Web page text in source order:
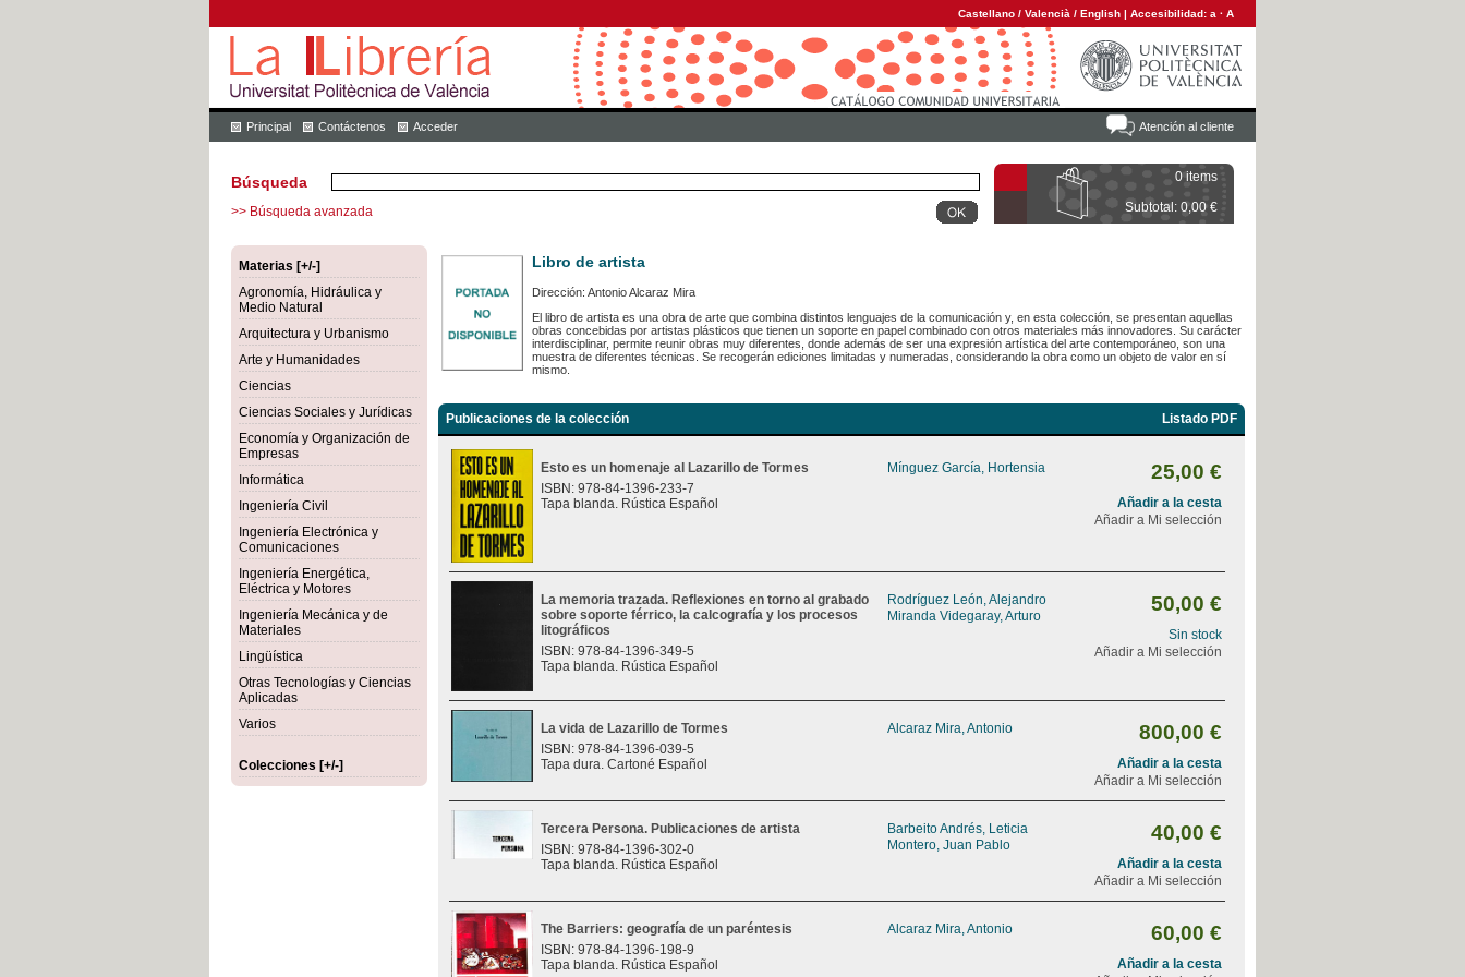
Castellano / Valencià / English | Accesibilidad: a · A
Atención al cliente
Principal Contáctenos Acceder
0 items
Subtotal: 0,00 €
Búsqueda
>> Búsqueda avanzada
Materias [+/-]
Agronomía, Hidráulica y
Medio Natural
Arquitectura y Urbanismo
Arte y Humanidades
Ciencias
Ciencias Sociales y Jurídicas
Economía y Organización de
Empresas
Informática
Ingeniería Civil
Ingeniería Electrónica y
Comunicaciones
Ingeniería Energética,
Eléctrica y Motores
Ingeniería Mecánica y de
Materiales
Lingüística
Otras Tecnologías y Ciencias
Aplicadas
Varios
Colecciones [+/-]
Libro de artista
Dirección: Antonio Alcaraz Mira
El libro de artista es una obra de arte que combina distintos lenguajes de la comunicación y, en esta colección, se presentan aquellas
obras concebidas por artistas plásticos que tienen un soporte en papel combinado con otros materiales más innovadores. Su carácter
interdisciplinar, permite reunir obras muy diferentes, donde además de ser una expresión artística del arte contemporáneo, son una
muestra de diferentes técnicas. Se recogerán ediciones limitadas y numeradas, considerando la obra como un objeto de valor en sí
mismo.
Publicaciones de la colección Listado PDF
Esto es un homenaje al Lazarillo de Tormes
ISBN: 978-84-1396-233-7
Tapa blanda. Rústica Español
Mínguez García, Hortensia 25,00 €
Añadir a la cesta
Añadir a Mi selección
La memoria trazada. Reflexiones en torno al grabado
sobre soporte férrico, la calcografía y los procesos
litográficos
ISBN: 978-84-1396-349-5
Tapa blanda. Rústica Español
Rodríguez León, Alejandro
Miranda Videgaray, Arturo
50,00 €
Sin stock
Añadir a Mi selección
La vida de Lazarillo de Tormes
ISBN: 978-84-1396-039-5
Tapa dura. Cartoné Español
Alcaraz Mira, Antonio 800,00 €
Añadir a la cesta
Añadir a Mi selección
Tercera Persona. Publicaciones de artista
ISBN: 978-84-1396-302-0
Tapa blanda. Rústica Español
Barbeito Andrés, Leticia
Montero, Juan Pablo
40,00 €
Añadir a la cesta
Añadir a Mi selección
The Barriers: geografía de un paréntesis
ISBN: 978-84-1396-198-9
Tapa blanda. Rústica Español
Alcaraz Mira, Antonio 60,00 €
Añadir a la cesta